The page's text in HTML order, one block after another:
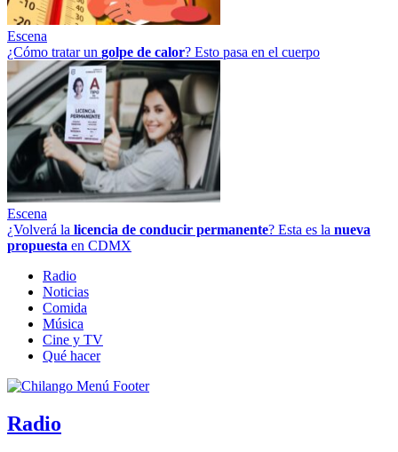
Escena
¿Cómo tratar un golpe de calor? Esto pasa en el cuerpo
Escena
¿Volverá la licencia de conducir permanente? Esta es la nueva
propuesta en CDMX
Radio
Noticias
Comida
Música
Cine y TV
Qué hacer
Radio